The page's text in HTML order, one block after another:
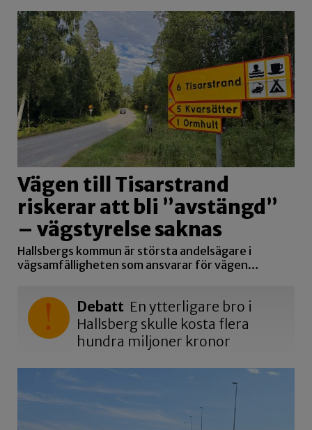
Vägen till Tisarstrand
riskerar att bli ”avstängd”
– vägstyrelse saknas
Hallsbergs kommun är största andelsägare i
vägsamfälligheten som ansvarar för vägen…
Debatt En ytterligare bro i
Hallsberg skulle kosta flera
hundra miljoner kronor